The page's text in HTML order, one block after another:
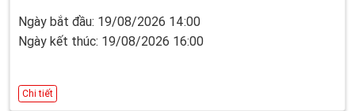
Ngày bắt đầu: 19/08/2026 14:00
Ngày kết thúc: 19/08/2026 16:00
Chi tiết